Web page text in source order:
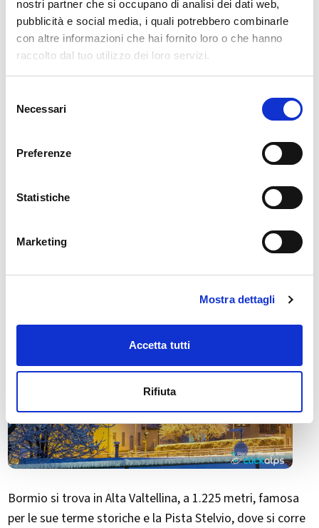
nostri partner che si occupano di analisi dei dati web,
pubblicità e social media, i quali potrebbero combinarle
con altre informazioni che hai fornito loro o che hanno
raccolto dal tuo utilizzo dei loro servizi.
delNecessari
Preferenze
Statistiche
Marketing
Mostra dettagli
Accetta tutti
Rifiuta
Turisti curiosi di scoprire la vera identità della
Valtellina
Chi cerca esperienze autentiche immerso nella
🏘️ Scopri il comune di
Bormio si trova in Alta Valtellina, a 1.225 metri, famosa
per le sue terme storiche e la Pista Stelvio, dove si corre